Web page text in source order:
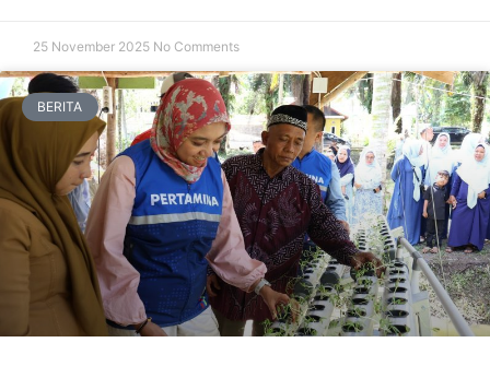
25 November 2025 No Comments
BERITA